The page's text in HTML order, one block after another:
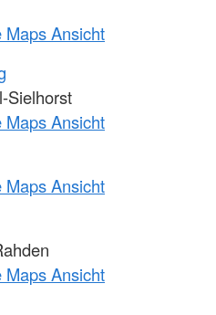
Maps Ansicht
Sielhorst
Maps Ansicht
Maps Ansicht
Maps Ansicht